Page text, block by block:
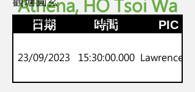
Athena, HO Tsoi Wa
日期 時間 PIC
23/09/2023 15:30:00.000 Lawrence Lo
劍橋小學英語 Juniors B